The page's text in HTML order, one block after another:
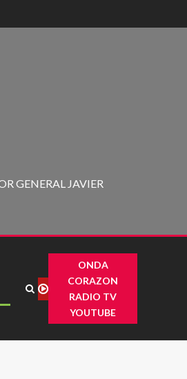
GENERAL JAVIER
ONDA
CORAZON
RADIO TV
YOUTUBE